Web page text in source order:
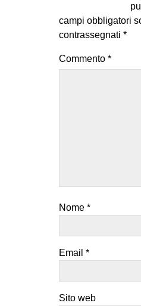
campi obbligatori
contrassegnati *
Commento *
Nome *
Email *
Sito web